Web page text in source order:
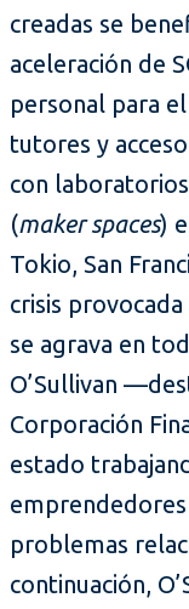
creadas se
aceleración de
personal para
tutores y
con
(maker spaces)
Tokio, San
crisis
se agrava en
O’Sullivan
Corporación
estado
emprendedores
problemas
continuación,